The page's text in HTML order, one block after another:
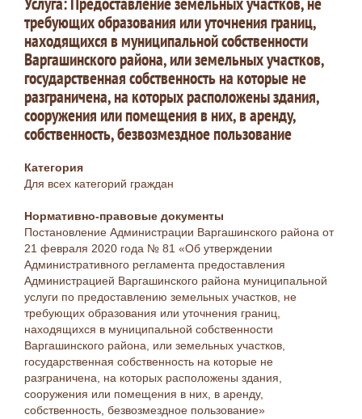
требующих образования или уточнения границ,
находящихся в муниципальной собственности
Варгашинского района, или земельных участков,
государственная собственность на которые не
разграничена, на которых расположены здания,
сооружения или помещения в них, в аренду,
собственность, безвозмездное пользование
Категория
Для всех категорий граждан
Нормативно-правовые документы
Постановление Администрации Варгашинского района от
21 февраля 2020 года № 81 «Об утверждении
Административного регламента предоставления
Администрацией Варгашинского района муниципальной
услуги по предоставлению земельных участков, не
требующих образования или уточнения границ,
находящихся в муниципальной собственности
Варгашинского района, или земельных участков,
государственная собственность на которые не
разграничена, на которых расположены здания,
сооружения или помещения в них, в аренду,
собственность, безвозмездное пользование»